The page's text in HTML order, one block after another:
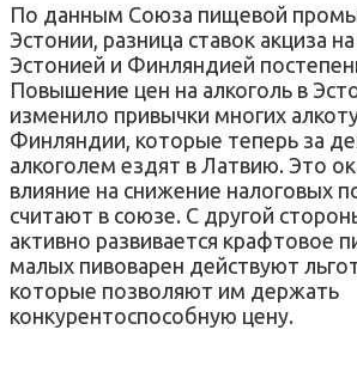
По данным Союза пищевой
Эстонии, разница ставок акциза
Эстонией и Финляндией
Повышение цен на алкоголь в
изменило привычки многих
Финляндии, которые теперь за
алкоголем ездят в Латвию. Это
влияние на снижение налоговых
считают в союзе. С другой
активно развивается крафтовое
малых пивоварен действуют
которые позволяют им держать
конкурентоспособную цену.